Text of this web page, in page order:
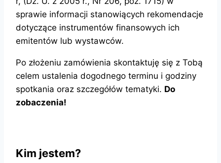
sprawie informacji stanowiących rekomendacje
dotyczące instrumentów finansowych ich
emitentów lub wystawców.
Po złożeniu zamówienia skontaktuję się z Tobą
celem ustalenia dogodnego terminu i godziny
spotkania oraz szczegółów tematyki. Do
zobaczenia!
Kim jestem?